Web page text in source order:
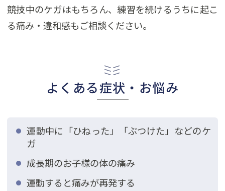
競技中のケガはもちろん、練習を続けるうちに起こ
る痛み・違和感もご相談ください。
よくある症状・お悩み
運動中に「ひねった」「ぶつけた」などのケ
ガ
成長期のお子様の体の痛み
運動すると痛みが再発する